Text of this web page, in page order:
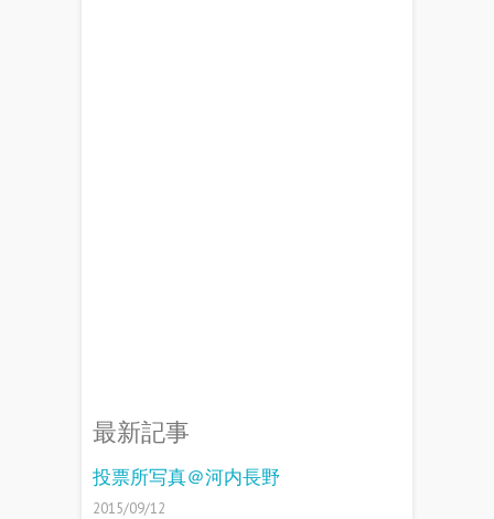
最新記事
投票所写真＠河内長野
2015/09/12